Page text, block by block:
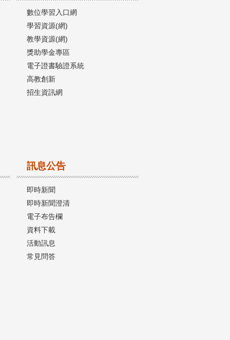
數位學習入口網
學習資源(網)
教學資源(網)
獎助學金專區
電子證書驗證系統
高教創新
招生資訊網
訊息公告
即時新聞
即時新聞澄清
電子布告欄
資料下載
活動訊息
常見問答